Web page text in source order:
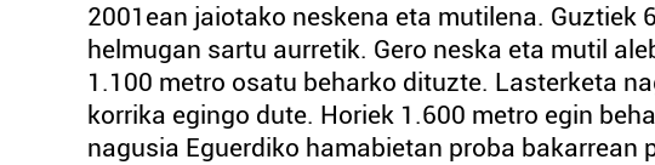
2001ean jaiotako neskena eta mutilena. Guztiek
helmugan sartu aurretik. Gero neska eta mutil
1.100 metro osatu beharko dituzte. Lasterketa
korrika egingo dute. Horiek 1.600 metro egin
nagusia Eguerdiko hamabietan proba bakarrean